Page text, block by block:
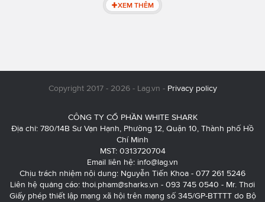
XEM THÊM
Copyright 2017 - 2026 - Lag.vn - Privacy policy
CÔNG TY CỔ PHẦN WHITE SHARK
Địa chỉ: 780/14B Sư Vạn Hạnh, Phường 12, Quận 10, Thành phố Hồ
Chí Minh
MST: 0313720704
Email liên hệ: info@lag.vn
Chịu trách nhiệm nội dung: Nguyễn Tiến Khoa - 077 261 5246
Liên hệ quảng cáo: thoi.pham@sharks.vn - 093 745 0540 - Mr. Thơi
Giấy phép thiết lập mạng xã hội trên mạng số 345/GP-BTTTT do Bộ